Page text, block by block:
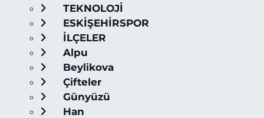
TEKNOLOJİ
ESKİŞEHİRSPOR
İLÇELER
Alpu
Beylikova
Çifteler
Günyüzü
Han